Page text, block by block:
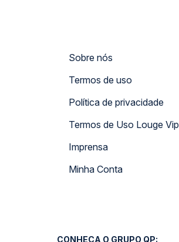
Sobre nós
Termos de uso
Política de privacidade
Termos de Uso Louge Vip
Imprensa
Minha Conta
CONHEÇA O GRUPO QP: